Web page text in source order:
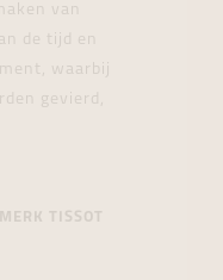
van
de tijd en
waarbij
gevierd,
TISSOT